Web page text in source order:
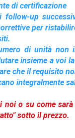
di certificazione
up
per
di unità
insieme a voi
che il requisito
integralmente
noi o su come
sotto il prezzo.